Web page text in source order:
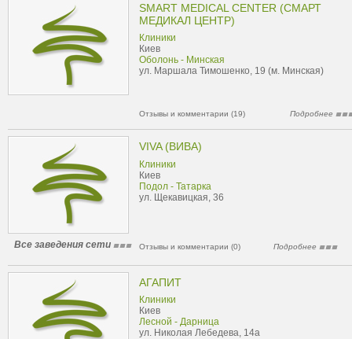
SMART MEDICAL CENTER (СМАРТ
МЕДИКАЛ ЦЕНТР)
Клиники
Киев
Оболонь - Минская
ул. Маршала Тимошенко, 19 (м. Минская)
Отзывы и комментарии (19) Подробнее
VIVA (ВИВА)
Клиники
Киев
Подол - Татарка
ул. Щекавицкая, 36
Все заведения сети Отзывы и комментарии (0) Подробнее
АГАПИТ
Клиники
Киев
Лесной - Дарница
ул. Николая Лебедева, 14а